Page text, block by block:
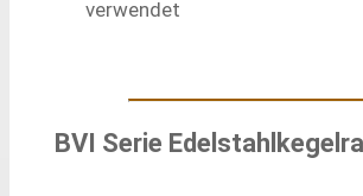
verwendet
BVI Serie